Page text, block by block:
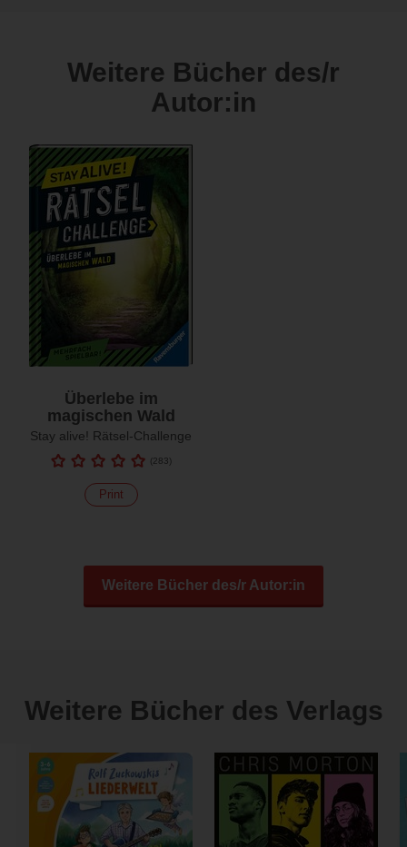
Weitere Bücher des/r
Autor:in
Überlebe im
magischen Wald
Stay alive! Rätsel-Challenge
(283)
Print
Weitere Bücher des/r Autor:in
Weitere Bücher des Verlags